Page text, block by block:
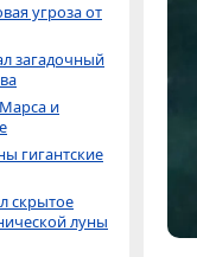
угроза от
загадочный
и
гигантские
скрытое
луны